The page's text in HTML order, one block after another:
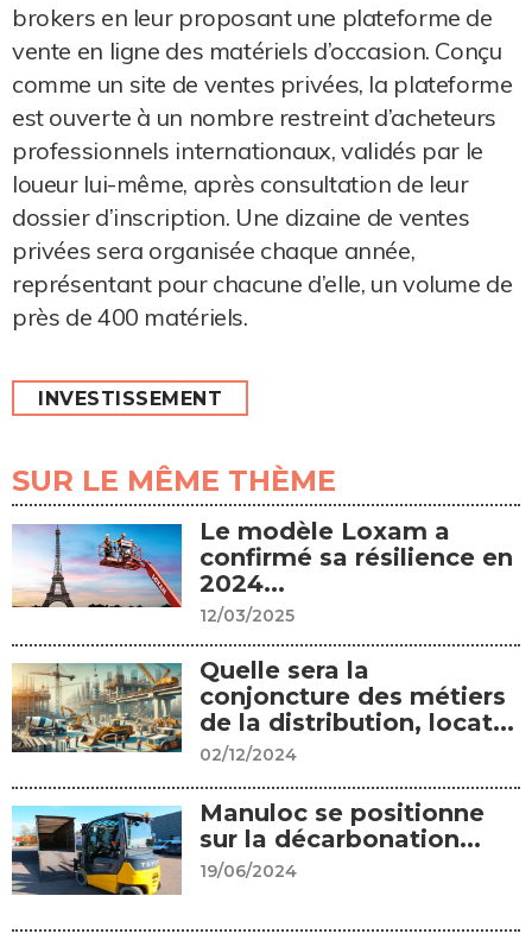
brokers en leur proposant une plateforme de
vente en ligne des matériels d’occasion. Conçu
comme un site de ventes privées, la plateforme
est ouverte à un nombre restreint d’acheteurs
professionnels internationaux, validés par le
loueur lui-même, après consultation de leur
dossier d’inscription. Une dizaine de ventes
privées sera organisée chaque année,
représentant pour chacune d’elle, un volume de
près de 400 matériels.
INVESTISSEMENT
SUR LE MÊME THÈME
Le modèle Loxam a
confirmé sa résilience en
2024...
12/03/2025
Quelle sera la
conjoncture des métiers
de la distribution, locat...
02/12/2024
Manuloc se positionne
sur la décarbonation...
19/06/2024